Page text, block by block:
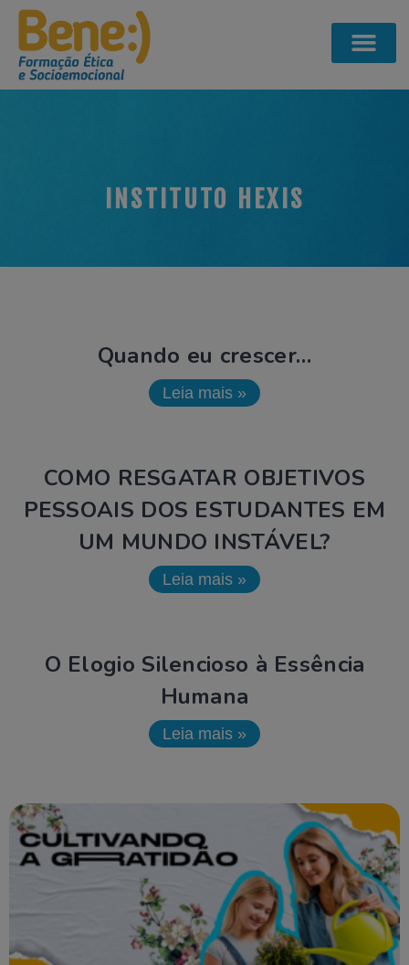
INSTITUTO HEXIS
Quando eu crescer…
Leia mais »
COMO RESGATAR OBJETIVOS
PESSOAIS DOS ESTUDANTES EM
UM MUNDO INSTÁVEL?
Leia mais »
O Elogio Silencioso à Essência
Humana
Leia mais »